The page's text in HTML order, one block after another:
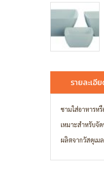
รายละเอี
ชามใส่อาหารห
เหมาะสำหรับจั
ผลิตจากวัสดุเม